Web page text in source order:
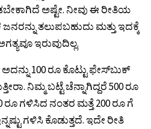
ಅಷ್ಟೇ. ನೀವು ಈ ರೀತಿಯ
ತಲುಪಬಹುದು ಮತ್ತು ಇದಕ್ಕೆ
ಇರುವುದಿಲ್ಲ.
100 ರೂ ಕೊಟ್ಟು ಫೇಸ್‌ಬುಕ್‌
ನಿಮ್ಮ ಬಟ್ಟೆ ಚೆನ್ನಾಗಿದ್ದರೆ 500 ರೂ
ರೂ ಗಳಿಸಿದ ನಂತರ ಮತ್ತೆ 200 ರೂ ಗೆ
ಗಳಿಸಿ ಕೊಡುತ್ತದೆ. ಇದೇ ರೀತಿ